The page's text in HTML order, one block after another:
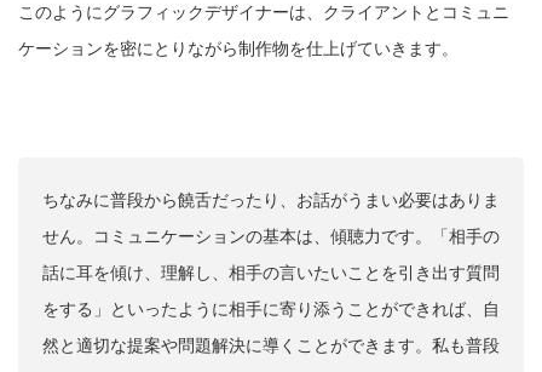
このようにグラフィックデザイナーは、クライアントとコミュニ
ケーションを密にとりながら制作物を仕上げていきます。
ちなみに普段から饒舌だったり、お話がうまい必要はありま
せん。コミュニケーションの基本は、傾聴力です。「相手の
話に耳を傾け、理解し、相手の言いたいことを引き出す質問
をする」といったように相手に寄り添うことができれば、自
然と適切な提案や問題解決に導くことができます。私も普段